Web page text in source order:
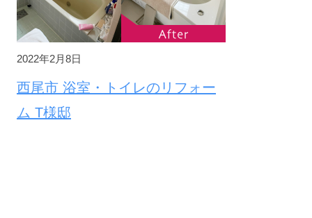
例
2022
年
月
16
日
2022年2月8日
西尾市 浴室・トイレのリフォー
ム T様邸